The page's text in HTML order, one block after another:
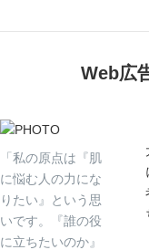
Web広
「私の原点は『肌
に悩む人の力にな
りたい』という思
いです。『誰の役
に立ちたいのか』